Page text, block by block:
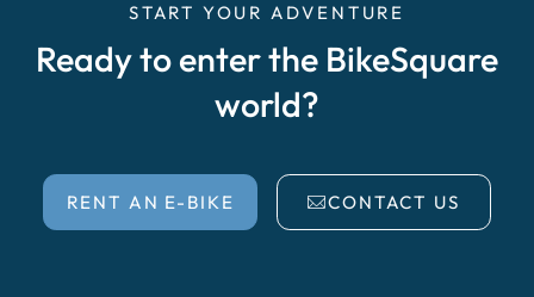
START YOUR ADVENTURE
Ready to enter the BikeSquare
world?
RENT AN E-BIKE CONTACT US